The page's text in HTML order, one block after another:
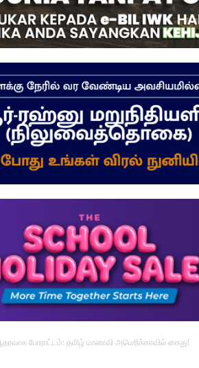
போராட்டம்: தமிழ் மாணவி அமெரிக்காவில் கைது!